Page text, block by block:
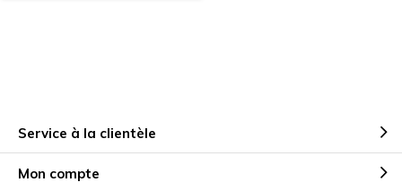
Service à la clientèle
Mon compte